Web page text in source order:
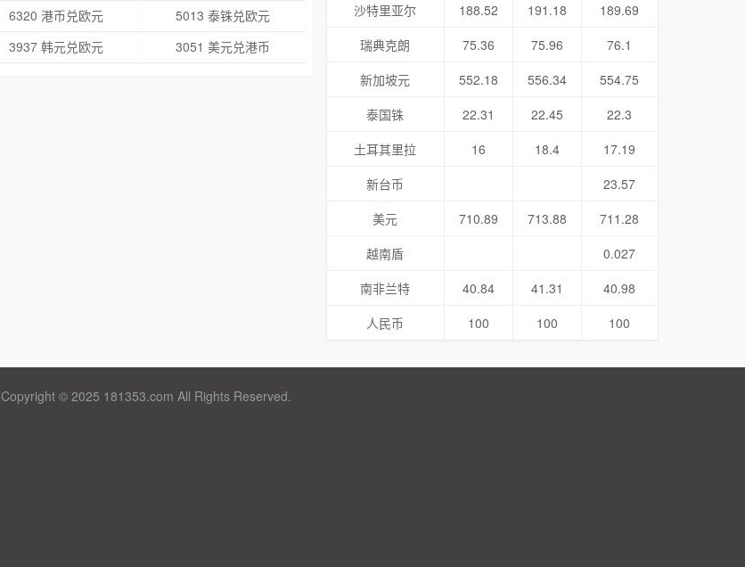
6320 港币兑欧元
5013 泰铢兑欧元
3937 韩元兑欧元 3051 美元兑港币
沙特里亚尔
188.52 191.18
189.69
瑞典克朗
75.36 75.96
76.1
新加坡元
552.18 556.34
554.75
泰国铢
22.31 22.45
22.3
土耳其里拉
16 18.4
17.19
新台币
23.57
美元
710.89 713.88
711.28
越南盾
0.027
南非兰特
40.84 41.31
40.98
人民币
100 100 100
Copyright © 2025 181353.com All Rights Reserved.